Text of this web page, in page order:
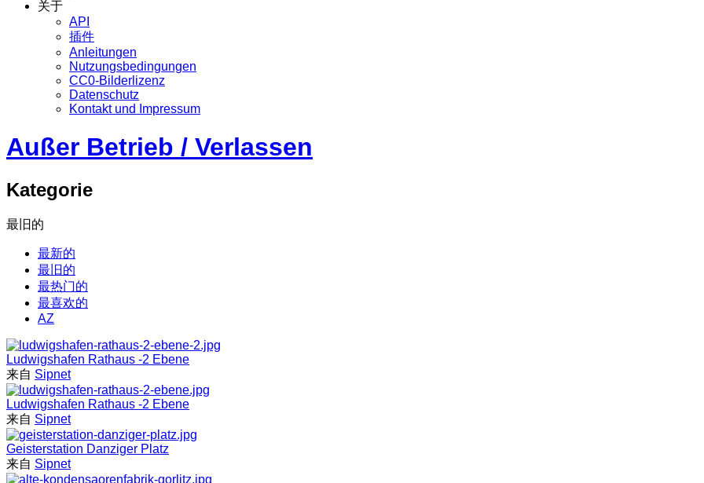
关于
API
插件
Anleitungen
Nutzungsbedingungen
CC0-Bilderlizenz
Datenschutz
Kontakt und Impressum
Außer Betrieb / Verlassen
Kategorie
最旧的
最新的
最旧的
最热门的
最喜欢的
AZ
Ludwigshafen Rathaus -2 Ebene
来自 Sipnet
Ludwigshafen Rathaus -2 Ebene
来自 Sipnet
Geisterstation Danziger Platz
来自 Sipnet